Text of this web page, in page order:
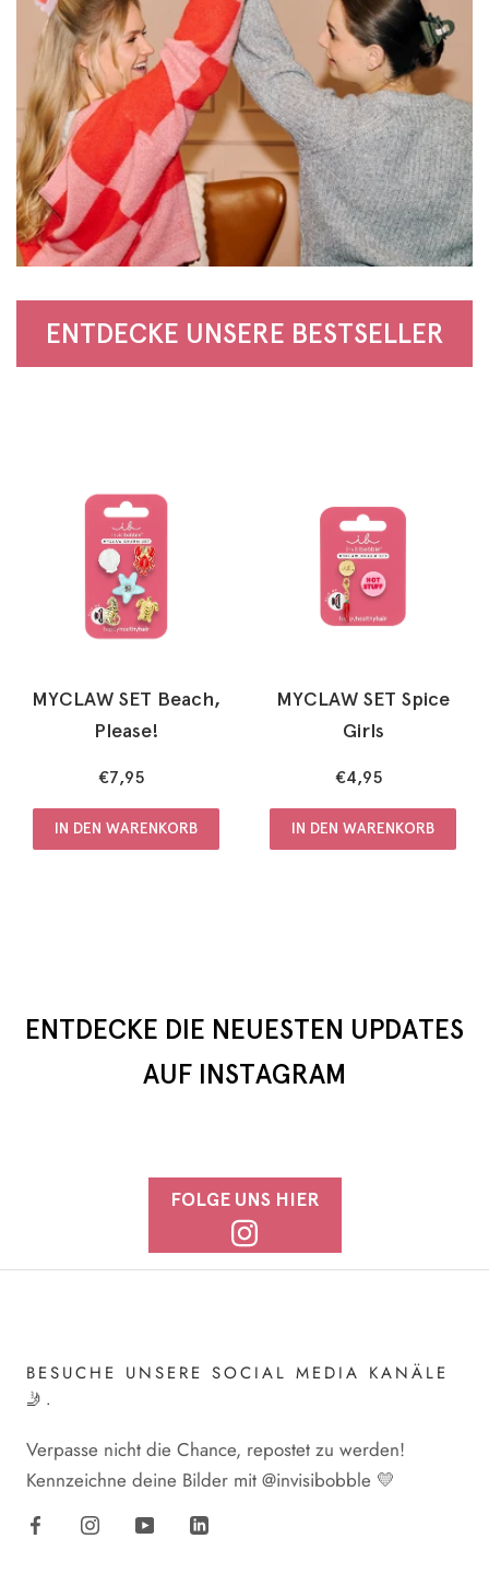
ENTDECKE UNSERE BESTSELLER
MYCLAW SET Beach,
Please!
€7,95
IN DEN WARENKORB
MYCLAW SET Spice
Girls
€4,95
IN DEN WARENKORB
ENTDECKE DIE NEUESTEN UPDATES
AUF INSTAGRAM
FOLGE UNS HIER
BESUCHE UNSERE SOCIAL MEDIA KANÄLE
🤳.
Verpasse nicht die Chance, repostet zu werden!
Kennzeichne deine Bilder mit @invisibobble 💛